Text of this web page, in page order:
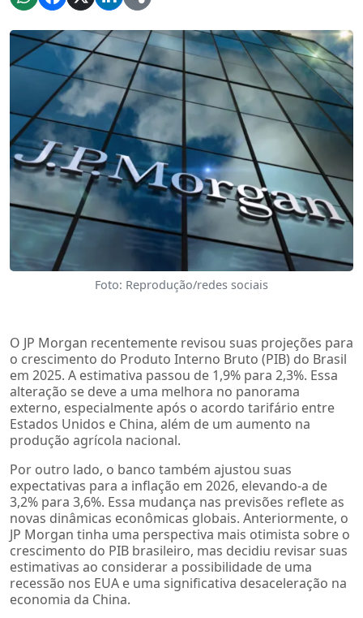
Foto: Reprodução/redes sociais
O JP Morgan recentemente revisou suas projeções para
o crescimento do Produto Interno Bruto (PIB) do Brasil
em 2025. A estimativa passou de 1,9% para 2,3%. Essa
alteração se deve a uma melhora no panorama
externo, especialmente após o acordo tarifário entre
Estados Unidos e China, além de um aumento na
produção agrícola nacional.
Por outro lado, o banco também ajustou suas
expectativas para a inflação em 2026, elevando-a de
3,2% para 3,6%. Essa mudança nas previsões reflete as
novas dinâmicas econômicas globais. Anteriormente, o
JP Morgan tinha uma perspectiva mais otimista sobre o
crescimento do PIB brasileiro, mas decidiu revisar suas
estimativas ao considerar a possibilidade de uma
recessão nos EUA e uma significativa desaceleração na
economia da China.